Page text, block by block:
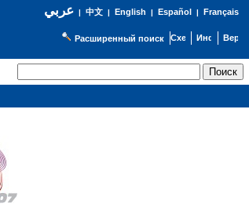
عربي| 中文| English | Español | Français
Расширенный поиск